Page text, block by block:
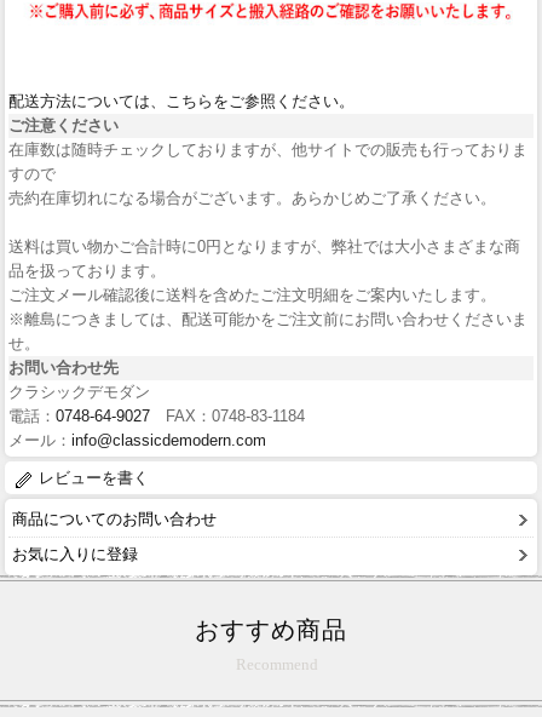
配送方法については、こちらをご参照ください。
ご注意ください
在庫数は随時チェックしておりますが、他サイトでの販売も行っておりま
すので
売約在庫切れになる場合がございます。あらかじめご了承ください。
送料は買い物かご合計時に0円となりますが、弊社では大小さまざまな商
品を扱っております。
ご注文メール確認後に送料を含めたご注文明細をご案内いたします。
※離島につきましては、配送可能かをご注文前にお問い合わせくださいま
せ。
お問い合わせ先
クラシックデモダン
電話： 0748-64-9027 FAX：0748-83-1184
メール： info@classicdemodern.com
レビューを書く
商品についてのお問い合わせ
お気に入りに登録
おすすめ商品
Recommend